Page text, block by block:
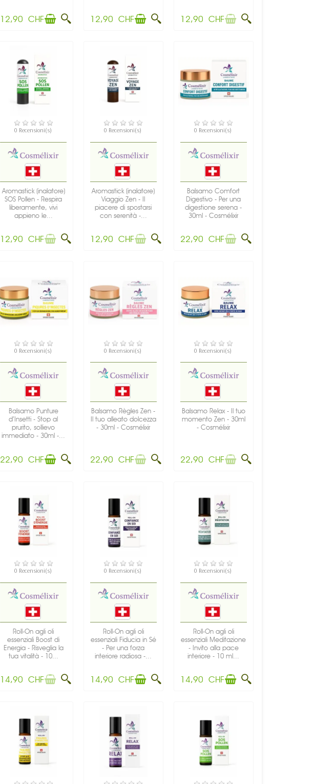
12,90 CHF 12,90 CHF 12,90 CHF
NON DISPONIBILE
0 Recensioni(s)
Aromastick (inalatore)
SOS Pollen - Respira
liberamente, vivi
appieno le...
12,90 CHF
NON DISPONIBILE
0 Recensioni(s)
Aromastick (inalatore)
Viaggio Zen - Il
piacere di spostarsi
con serenità -...
12,90 CHF
NON DISPONIBILE
0 Recensioni(s)
Balsamo Comfort
Digestivo - Per una
digestione serena -
30ml - Cosmélixir
22,90 CHF
DISPONIBILE
0 Recensioni(s)
Balsamo Punture
d’Insetti - Stop al
prurito, sollievo
immediato - 30ml -...
22,90 CHF
NON DISPONIBILE
0 Recensioni(s)
Balsamo Règles Zen -
Il tuo alleato dolcezza
- 30ml - Cosmélixir
22,90 CHF
NON DISPONIBILE
0 Recensioni(s)
Balsamo Relax - Il tuo
momento Zen - 30ml
- Cosmélixir
22,90 CHF
NON DISPONIBILE
0 Recensioni(s)
Roll-On agli oli
essenziali Boost di
Energia - Risveglia la
tua vitalità - 10...
14,90 CHF
DISPONIBILE
0 Recensioni(s)
Roll-On agli oli
essenziali Fiducia in Sé
- Per una forza
interiore radiosa -...
14,90 CHF
DISPONIBILE
0 Recensioni(s)
Roll-On agli oli
essenziali Meditazione
- Invito alla pace
interiore - 10 ml...
14,90 CHF